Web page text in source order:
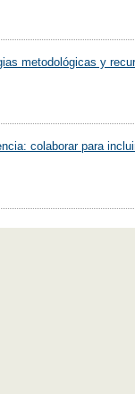
metodológicas y
colaborar para